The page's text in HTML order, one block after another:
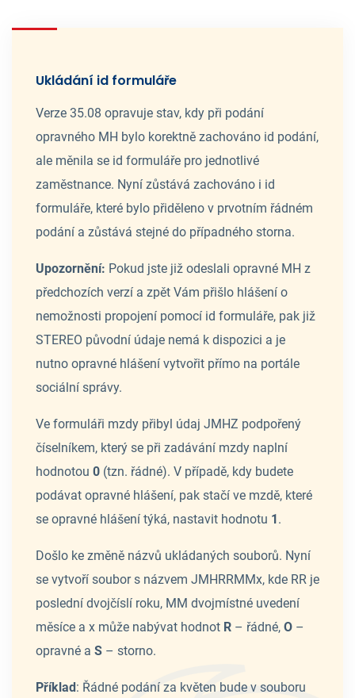
Ukládání id formuláře
Verze 35.08 opravuje stav, kdy při podání
opravného MH bylo korektně zachováno id podání,
ale měnila se id formuláře pro jednotlivé
zaměstnance. Nyní zůstává zachováno i id
formuláře, které bylo přiděleno v prvotním řádném
podání a zůstává stejné do případného storna.
Upozornění: Pokud jste již odeslali opravné MH z
předchozích verzí a zpět Vám přišlo hlášení o
nemožnosti propojení pomocí id formuláře, pak již
STEREO původní údaje nemá k dispozici a je
nutno opravné hlášení vytvořit přímo na portále
sociální správy.
Ve formuláři mzdy přibyl údaj JMHZ podpořený
číselníkem, který se při zadávání mzdy naplní
hodnotou 0 (tzn. řádné). V případě, kdy budete
podávat opravné hlášení, pak stačí ve mzdě, které
se opravné hlášení týká, nastavit hodnotu 1.
Došlo ke změně názvů ukládaných souborů. Nyní
se vytvoří soubor s názvem JMHRRMMx, kde RR je
poslední dvojčíslí roku, MM dvojmístné uvedení
měsíce a x může nabývat hodnot R – řádné, O –
opravné a S – storno.
Příklad: Řádné podání za květen bude v souboru